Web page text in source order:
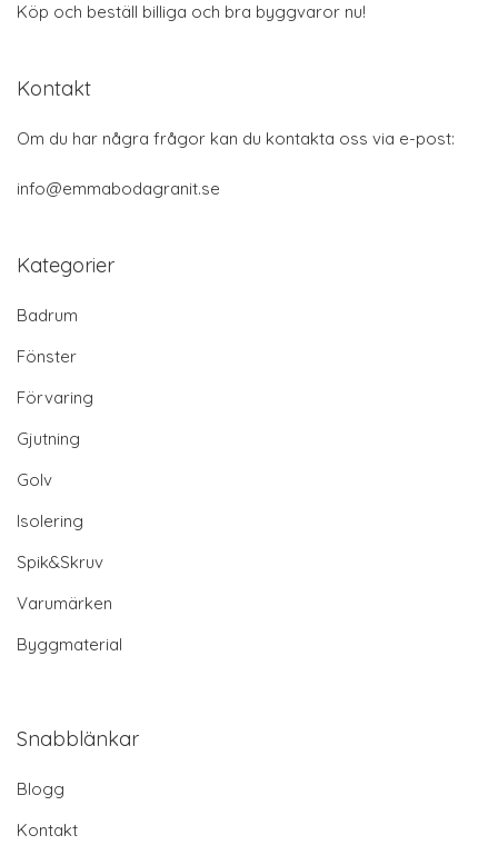
Köp och beställ billiga och bra byggvaror nu!
Kontakt
Om du har några frågor kan du kontakta oss via e-post:
info@emmabodagranit.se
Kategorier
Badrum
Fönster
Förvaring
Gjutning
Golv
Isolering
Spik&Skruv
Varumärken
Byggmaterial
Snabblänkar
Blogg
Kontakt